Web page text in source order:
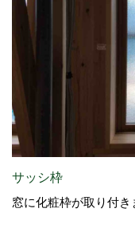
サッシ枠
窓に化粧枠が取り付き